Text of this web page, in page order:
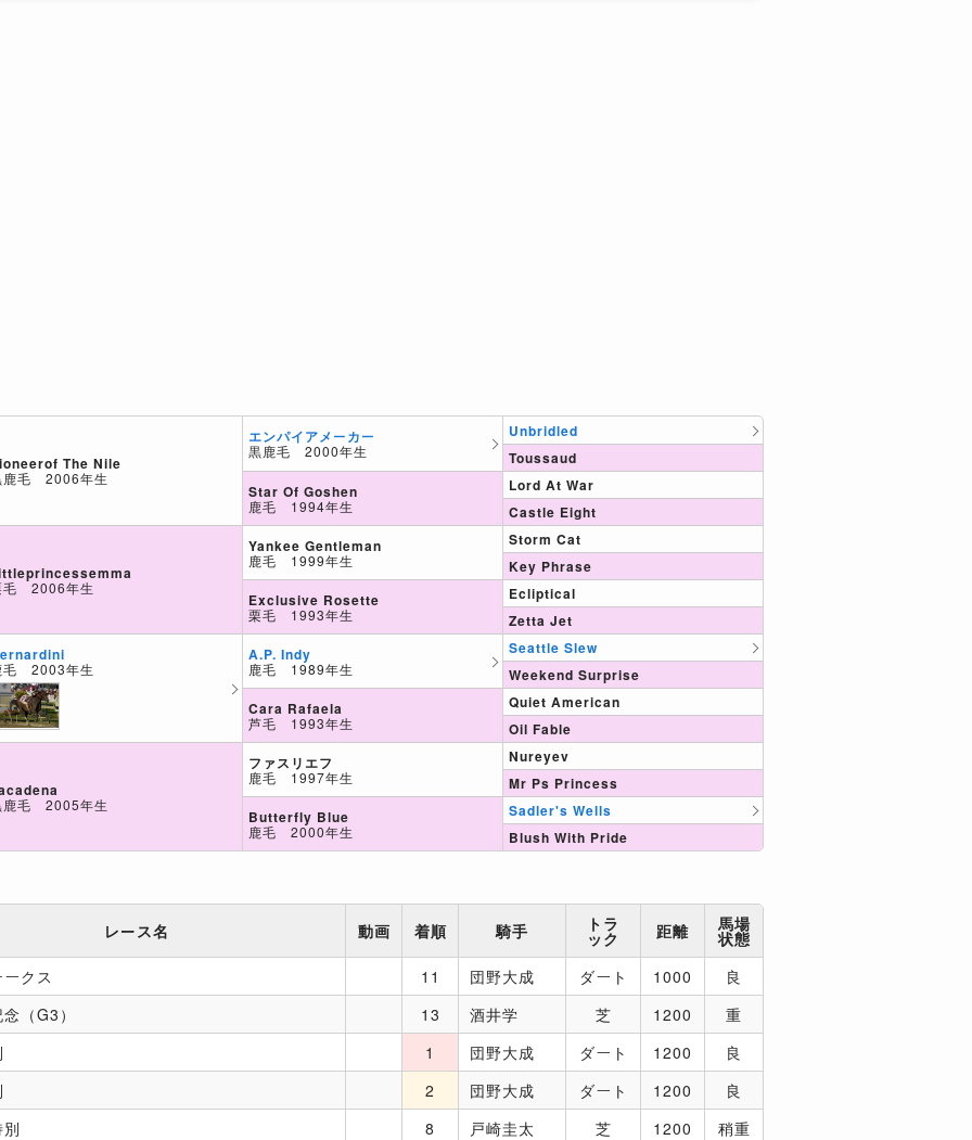
The Nile
鹿毛 2006年生
毛 2006年生
毛 2003年生
鹿毛 2005年生
エンパイアメーカー
黒鹿毛 2000年生
Star Of Goshen
鹿毛 1994年生
Yankee Gentleman
鹿毛 1999年生
Exclusive Rosette
栗毛 1993年生
A.P. Indy
鹿毛 1989年生
Cara Rafaela
芦毛 1993年生
ファスリエフ
鹿毛 1997年生
Butterfly Blue
鹿毛 2000年生
Unbridled
Toussaud
Lord At War
Castle Eight
Storm Cat
Key Phrase
Ecliptical
Zetta Jet
Seattle Slew
Weekend Surprise
Quiet American
Oil Fable
Nureyev
Mr Ps Princess
Sadler's Wells
Blush With Pride
レース名 動画 着順 騎手 トラ
ック 距離 馬場
状態
クス
11 団野大成 ダート 1000
良
（G3）
13 酒井学 芝 1200
重
1 団野大成 ダート 1200
良
2 団野大成 ダート 1200
良
8 戸崎圭太 芝 1200
稍重